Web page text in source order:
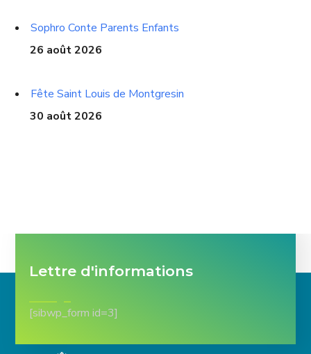
Sophro Conte Parents Enfants
26 août 2026
Fête Saint Louis de Montgresin
30 août 2026
Lettre d'informations
[sibwp_form id=3]